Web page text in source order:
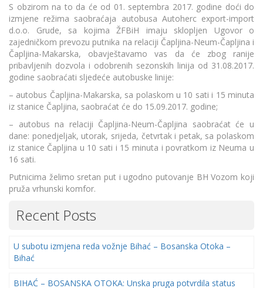
S obzirom na to da će od 01. septembra 2017. godine doći do
izmjene režima saobraćaja autobusa Autoherc export-import
d.o.o. Grude, sa kojima ŽFBiH imaju sklopljen Ugovor o
zajedničkom prevozu putnika na relaciji Čapljina-Neum-Čapljina i
Čapljina-Makarska, obavještavamo vas da će zbog ranije
pribavljenih dozvola i odobrenih sezonskih linija od 31.08.2017.
godine saobraćati sljedeće autobuske linije:
– autobus Čapljina-Makarska, sa polaskom u 10 sati i 15 minuta
iz stanice Čapljina, saobraćat će do 15.09.2017. godine;
– autobus na relaciji Čapljina-Neum-Čapljina saobraćat će u
dane: ponedjeljak, utorak, srijeda, četvrtak i petak, sa polaskom
iz stanice Čapljina u 10 sati i 15 minuta i povratkom iz Neuma u
16 sati.
Putnicima želimo sretan put i ugodno putovanje BH Vozom koji
pruža vrhunski komfor.
Recent Posts
U subotu izmjena reda vožnje Bihać – Bosanska Otoka –
Bihać
BIHAĆ – BOSANSKA OTOKA: Unska pruga potvrdila status